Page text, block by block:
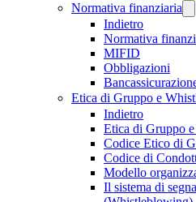
Normativa finanziaria
Indietro
Normativa
MIFID
Obbligazioni
Etica di Gruppo e
Indietro
Etica di Gruppo
Codice Etico di
Codice di
Modello
Il sistema di